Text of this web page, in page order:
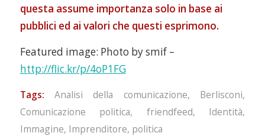
questa assume importanza solo in base ai
pubblici ed ai valori che questi esprimono.
Featured image: Photo by smif –
http://flic.kr/p/4oP1FG
Tags: Analisi della comunicazione, Berlisconi,
Comunicazione politica, friendfeed, Identità,
Immagine, Imprenditore, politica